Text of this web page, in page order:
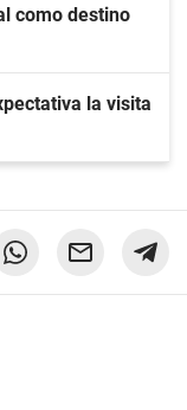
como destino
la visita